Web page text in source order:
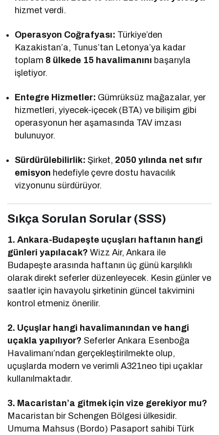
hizmet verdi.
Operasyon Coğrafyası: Türkiye’den
Kazakistan’a, Tunus’tan Letonya’ya kadar
toplam 8 ülkede 15 havalimanını başarıyla
işletiyor.
Entegre Hizmetler: Gümrüksüz mağazalar, yer
hizmetleri, yiyecek-içecek (BTA) ve bilişim gibi
operasyonun her aşamasında TAV imzası
bulunuyor.
Sürdürülebilirlik: Şirket, 2050 yılında net sıfır
emisyon hedefiyle çevre dostu havacılık
vizyonunu sürdürüyor.
Sıkça Sorulan Sorular (SSS)
1. Ankara-Budapeşte uçuşları haftanın hangi
günleri yapılacak? Wizz Air, Ankara ile
Budapeşte arasında haftanın üç günü karşılıklı
olarak direkt seferler düzenleyecek. Kesin günler ve
saatler için havayolu şirketinin güncel takvimini
kontrol etmeniz önerilir.
2. Uçuşlar hangi havalimanından ve hangi
uçakla yapılıyor? Seferler Ankara Esenboğa
Havalimanı’ndan gerçekleştirilmekte olup,
uçuşlarda modern ve verimli A321neo tipi uçaklar
kullanılmaktadır.
3. Macaristan’a gitmek için vize gerekiyor mu?
Macaristan bir Schengen Bölgesi ülkesidir.
Umuma Mahsus (Bordo) Pasaport sahibi Türk